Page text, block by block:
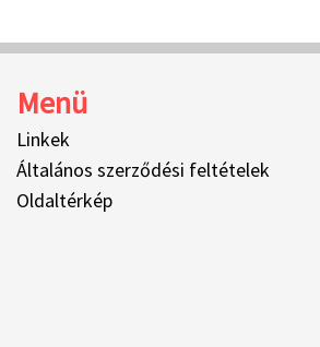
Menü
Linkek
Általános szerződési feltételek
Oldaltérkép